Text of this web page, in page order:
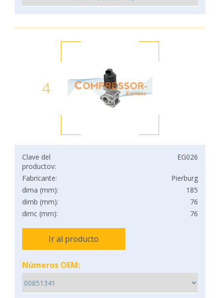
4
Clave del
productov:
EG026
Fabricante:
Pierburg
dima (mm):
185
dimb (mm):
76
dimc (mm):
76
Ir al producto
Números OEM: